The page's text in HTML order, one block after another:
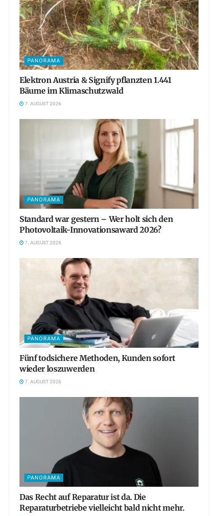
PANORAMA
Elektron Austria & Signify pflanzten 1.441
Bäume im Klimaschutzwald
7. AUGUST 2026
PANORAMA
Standard war gestern – Wer holt sich den
Photovoltaik-Innovationsaward 2026?
7. AUGUST 2026
PANORAMA
Fünf todsichere Methoden, Kunden sofort
wieder loszuwerden
7. AUGUST 2026
PANORAMA
Das Recht auf Reparatur ist da. Die
Reparaturbetriebe vielleicht bald nicht mehr.